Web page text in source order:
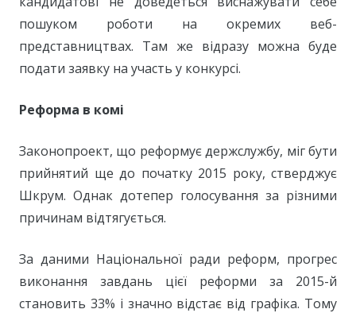
пошуком роботи на окремих веб-
представництвах. Там же відразу можна буде
подати заявку на участь у конкурсі.
Реформа в комі
Законопроект, що реформує держслужбу, міг бути
прийнятий ще до початку 2015 року, стверджує
Шкрум. Однак дотепер голосування за різними
причинам відтягується.
За даними Національної ради реформ, прогрес
виконання завдань цієї реформи за 2015-й
становить 33% і значно відстає від графіка. Тому